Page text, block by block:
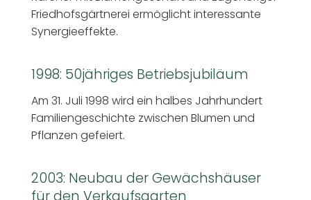
Friedhofsgärtnerei ermöglicht interessante
Synergieeffekte.
1998: 50jähriges Betriebsjubiläum
Am 31. Juli 1998 wird ein halbes Jahrhundert
Familiengeschichte zwischen Blumen und
Pflanzen gefeiert.
2003: Neubau der Gewächshäuser